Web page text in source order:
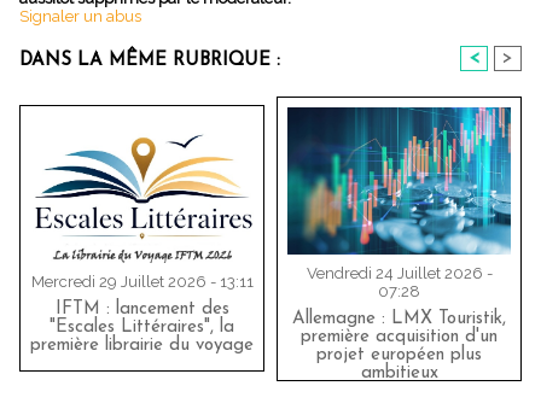
Signaler un abus
DANS LA MÊME RUBRIQUE : < >
Mercredi 29 Juillet 2026 - 13:11
IFTM : lancement des
"Escales Littéraires", la
première librairie du voyage
Vendredi 24 Juillet 2026 -
07:28
Allemagne : LMX Touristik,
première acquisition d'un
projet européen plus
ambitieux